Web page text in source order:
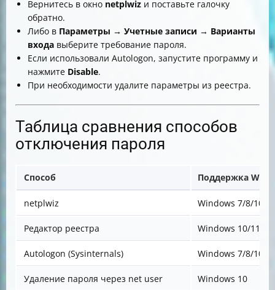
Вернитесь в окно netplwiz и поставьте галочку
обратно.
Либо в Параметры → Учетные записи → Варианты
входа выберите требование пароля.
Если использовали Autologon, запустите программу и
нажмите Disable.
При необходимости удалите параметры из реестра.
Таблица сравнения способов
отключения пароля
Способ Поддержка
netplwiz Windows 7/8/10/
Редактор реестра Windows 10/11
Autologon (Sysinternals) Windows 7/8/10/
Удаление пароля через net user Windows 10